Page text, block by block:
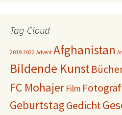
Tag-Cloud
2019 2022 Advent Afghanistan
Bildende Kunst
FC Mohajer Film
GeburtstagGedicht